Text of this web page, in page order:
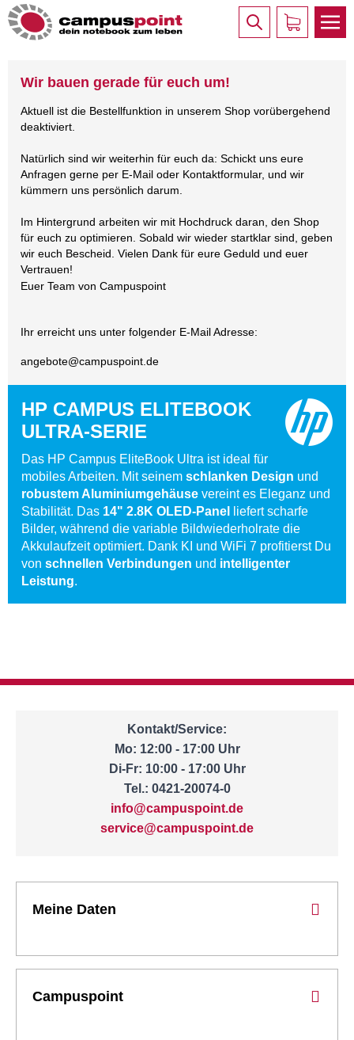
Wir bauen gerade für euch um!
Aktuell ist die Bestellfunktion in unserem Shop vorübergehend
deaktiviert.
Natürlich sind wir weiterhin für euch da: Schickt uns eure
Anfragen gerne per E-Mail oder Kontaktformular, und wir
kümmern uns persönlich darum.
Im Hintergrund arbeiten wir mit Hochdruck daran, den Shop
für euch zu optimieren. Sobald wir wieder startklar sind, geben
wir euch Bescheid. Vielen Dank für eure Geduld und euer
Vertrauen!
Euer Team von Campuspoint
Ihr erreicht uns unter folgender E-Mail Adresse:
angebote@campuspoint.de
HP CAMPUS ELITEBOOK
ULTRA-SERIE
Das HP Campus EliteBook Ultra ist ideal für
mobiles Arbeiten. Mit seinemschlanken Design und
robustem Aluminiumgehäuse vereint es Eleganz und
Stabilität. Das 14" 2.8K OLED-Panel
liefert scharfe
Bilder, während die variable Bildwiederholrate die
Akkulaufzeit optimiert. Dank KI und WiFi 7 profitierst Du
vonschnellen Verbindungen und intelligenter
Leistung.
Kontakt/Service:
Mo: 12:00 - 17:00 Uhr
Di-Fr: 10:00 - 17:00 Uhr
Tel.: 0421-20074-0
info@campuspoint.de
service@campuspoint.de
Meine Daten
Campuspoint